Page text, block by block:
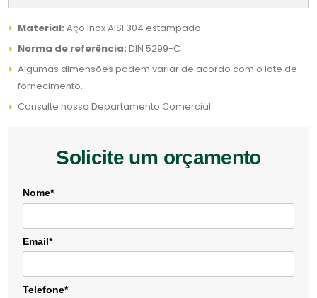
Material: Aço Inox AISI 304 estampado
Norma de referência: DIN 5299-C
Algumas dimensões podem variar de acordo com o lote de
fornecimento.
Consulte nosso Departamento Comercial.
Solicite um orçamento
Nome*
Email*
Telefone*